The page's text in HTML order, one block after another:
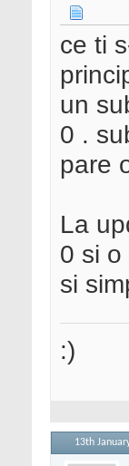
ce ti
un
0 .
pare
La
0 si o
si
:)
13th